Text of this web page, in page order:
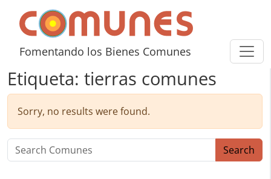
Skip to content
Comunes
Fomentando los Bienes Comunes
Etiqueta: tierras comunes
Sorry, no results were found.
Search for: Search